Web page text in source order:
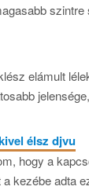
szintre
elámult
élsz djvu
hogy a
kezébe adta